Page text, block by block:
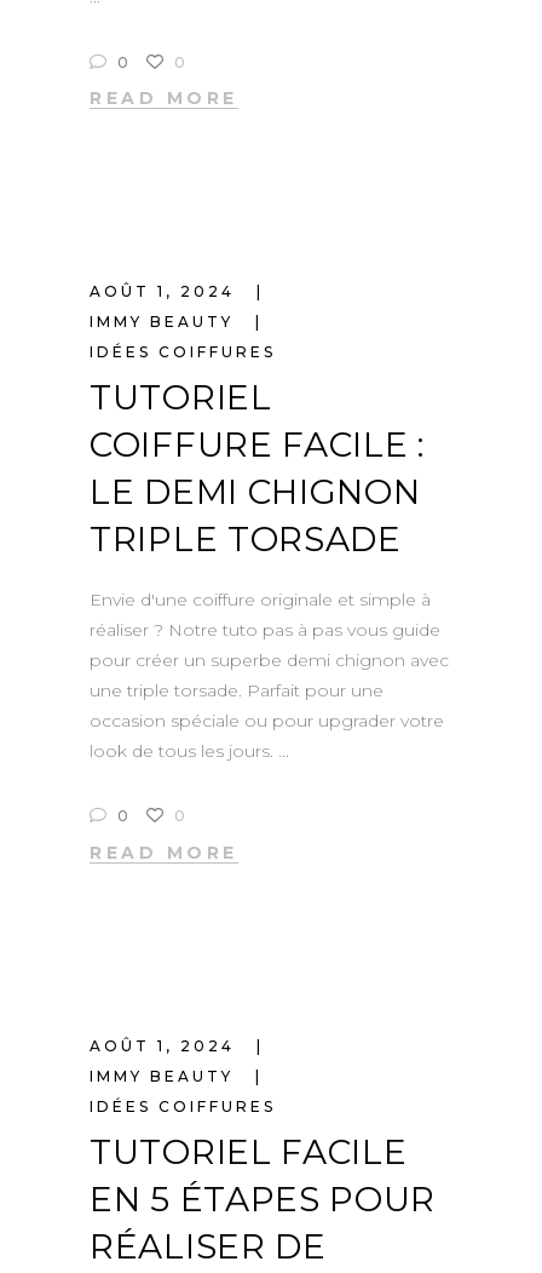
0 0
READ MORE
AOÛT 1, 2024
IMMY BEAUTY
IDÉES COIFFURES
TUTORIEL
COIFFURE FACILE :
LE DEMI CHIGNON
TRIPLE TORSADE
Envie d'une coiffure originale et simple à
réaliser ? Notre tuto pas à pas vous guide
pour créer un superbe demi chignon avec
une triple torsade. Parfait pour une
occasion spéciale ou pour upgrader votre
look de tous les jours.
0 0
READ MORE
AOÛT 1, 2024
IMMY BEAUTY
IDÉES COIFFURES
TUTORIEL FACILE
EN 5 ÉTAPES POUR
RÉALISER DE